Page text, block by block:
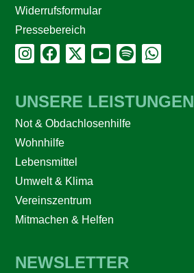
Widerrufsformular
Pressebereich
UNSERE LEISTUNGEN
Not & Obdachlosenhilfe
Wohnhilfe
Lebensmittel
Umwelt & Klima
Vereinszentrum
Mitmachen & Helfen
NEWSLETTER